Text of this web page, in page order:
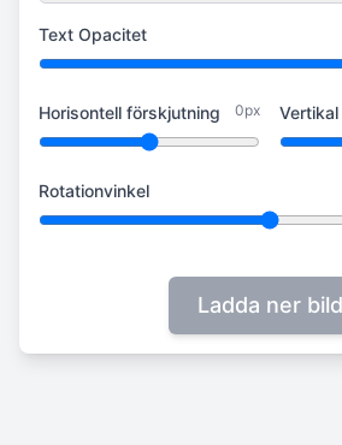
Text Opacitet
Horisontell förskjutning 0px
Rotationvinkel
Ladda ner bild